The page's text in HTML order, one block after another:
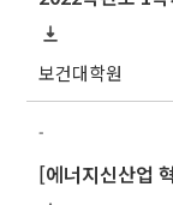
보건대학원
-